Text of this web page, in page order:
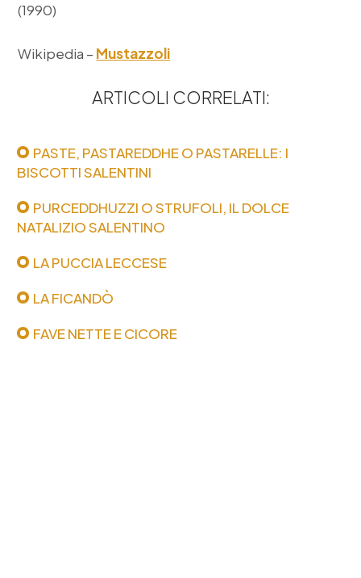
(1990)
Wikipedia – Mustazzoli
ARTICOLI CORRELATI:
PASTE, PASTAREDDHE O PASTARELLE: I
BISCOTTI SALENTINI
PURCEDDHUZZI O STRUFOLI, IL DOLCE
NATALIZIO SALENTINO
LA PUCCIA LECCESE
LA FICANDÒ
FAVE NETTE E CICORE